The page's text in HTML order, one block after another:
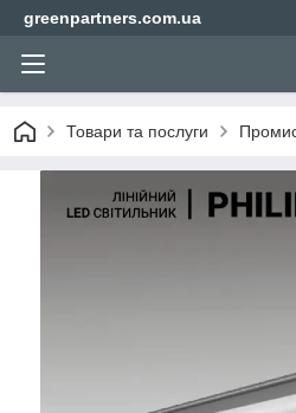
greenpartners.com.ua
Товари та послуги